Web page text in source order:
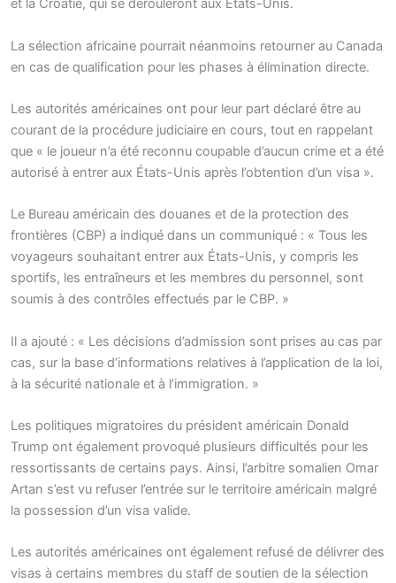
et la Croatie, qui se dérouleront aux États-Unis.
La sélection africaine pourrait néanmoins retourner au Canada
en cas de qualification pour les phases à élimination directe.
Les autorités américaines ont pour leur part déclaré être au
courant de la procédure judiciaire en cours, tout en rappelant
que « le joueur n’a été reconnu coupable d’aucun crime et a été
autorisé à entrer aux États-Unis après l’obtention d’un visa ».
Le Bureau américain des douanes et de la protection des
frontières (CBP) a indiqué dans un communiqué : « Tous les
voyageurs souhaitant entrer aux États-Unis, y compris les
sportifs, les entraîneurs et les membres du personnel, sont
soumis à des contrôles effectués par le CBP. »
Il a ajouté : « Les décisions d’admission sont prises au cas par
cas, sur la base d’informations relatives à l’application de la loi,
à la sécurité nationale et à l’immigration. »
Les politiques migratoires du président américain Donald
Trump ont également provoqué plusieurs difficultés pour les
ressortissants de certains pays. Ainsi, l’arbitre somalien Omar
Artan s’est vu refuser l’entrée sur le territoire américain malgré
la possession d’un visa valide.
Les autorités américaines ont également refusé de délivrer des
visas à certains membres du staff de soutien de la sélection